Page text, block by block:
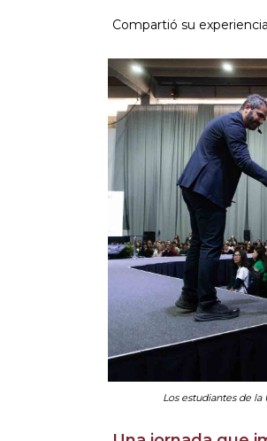
Compartió su
Los estudiantes de